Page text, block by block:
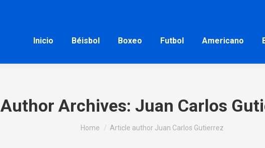
Inicio Béisbol Boxeo Futbol Americano
Author Archives: Juan Carlos
You are here:
Home Article author Juan Carlos Gutierrez